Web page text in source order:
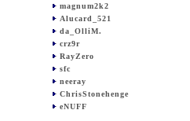
magnum2k2
Alucard_521
da_OlliM.
crz9r
RayZero
sfc
neeray
ChrisStonehenge
eNUFF